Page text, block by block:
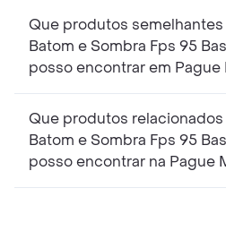
Que produtos semelhantes
Batom e Sombra Fps 95
posso encontrar em Pague
Que produtos relacionados
Batom e Sombra Fps 95
posso encontrar na Pague